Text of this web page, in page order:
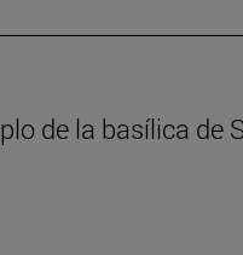
de la basílica de